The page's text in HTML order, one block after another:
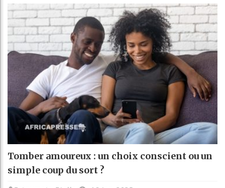
Tomber amoureux : un choix conscient ou un
simple coup du sort ?